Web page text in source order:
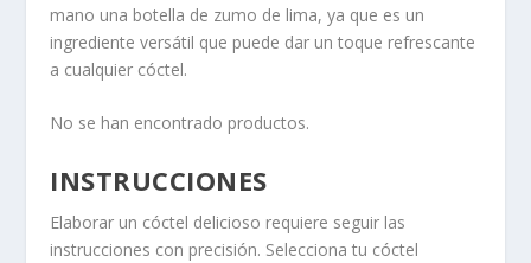
mano una botella de zumo de lima, ya que es un
ingrediente versátil que puede dar un toque refrescante
a cualquier cóctel.
No se han encontrado productos.
INSTRUCCIONES
Elaborar un cóctel delicioso requiere seguir las
instrucciones con precisión. Selecciona tu cóctel